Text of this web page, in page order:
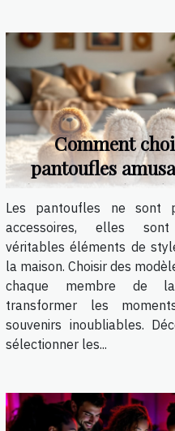
Comment
pantoufles
chaque membre
Les pantoufles ne sont
accessoires, elles
véritables éléments de
la maison. Choisir des
chaque membre de
transformer les
souvenirs inoubliables.
sélectionner les...